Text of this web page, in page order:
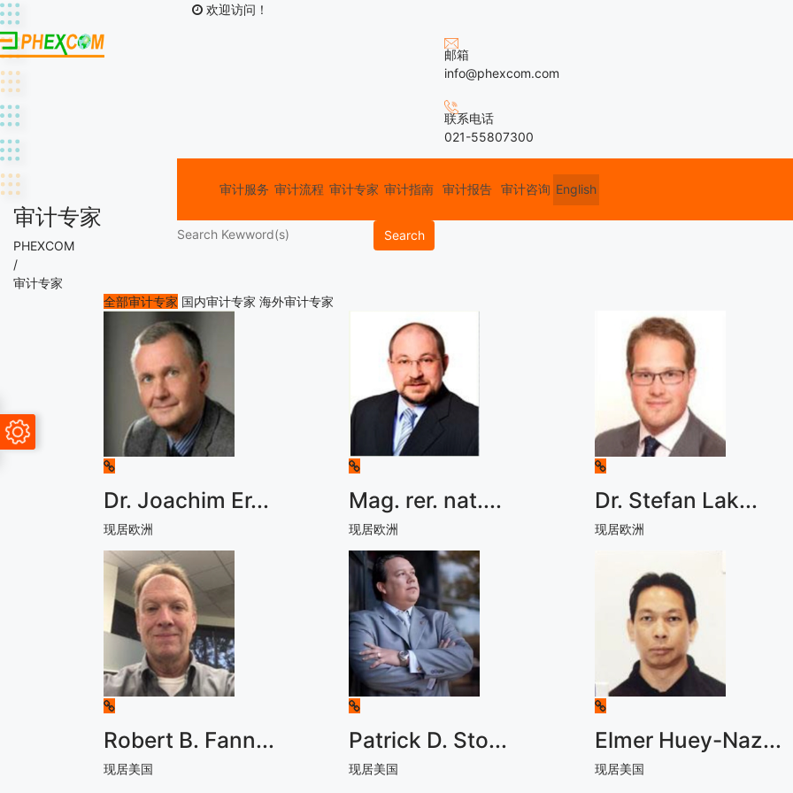
欢迎访问！
邮箱
info@phexcom.com
联系电话
021-55807300
审计服务 审计流程 审计专家 审计指南 审计报告 审计咨询 English
Search
审计专家
PHEXCOM
/
审计专家
全部审计专家 国内审计专家 海外审计专家
Dr. Joachim Er...
现居欧洲
Mag. rer. nat....
现居欧洲
Dr. Stefan Lak...
现居欧洲
Robert B. Fann...
现居美国
Patrick D. Sto...
现居美国
Elmer Huey-Naz...
现居美国